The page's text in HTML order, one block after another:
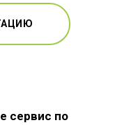
сервис по